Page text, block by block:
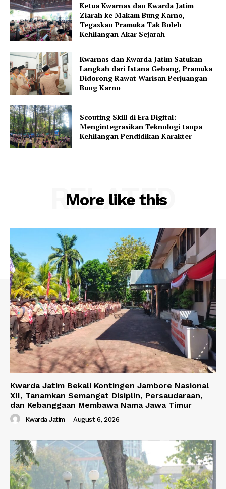
Ketua Kwarnas dan Kwarda Jatim
Ziarah ke Makam Bung Karno,
Tegaskan Pramuka Tak Boleh
Kehilangan Akar Sejarah
Kwarnas dan Kwarda Jatim Satukan
Langkah dari Istana Gebang, Pramuka
Didorong Rawat Warisan Perjuangan
Bung Karno
Scouting Skill di Era Digital:
Mengintegrasikan Teknologi tanpa
Kehilangan Pendidikan Karakter
More like this
RELATED
Kwarda Jatim Bekali Kontingen Jambore Nasional
XII, Tanamkan Semangat Disiplin, Persaudaraan,
dan Kebanggaan Membawa Nama Jawa Timur
Kwarda Jatim - August 6, 2026